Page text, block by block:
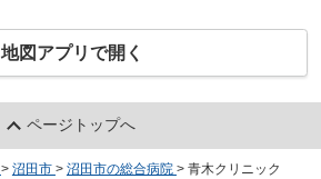
地図アプリで開く
ページトップへ
> 沼田市 > 沼田市の総合病院 > 青木クリニック